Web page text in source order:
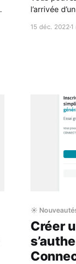
l’arrivée
15 déc. 20221
☀️
Créer